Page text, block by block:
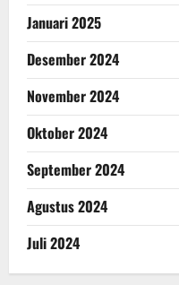
Januari 2025
Desember 2024
November 2024
Oktober 2024
September 2024
Agustus 2024
Juli 2024